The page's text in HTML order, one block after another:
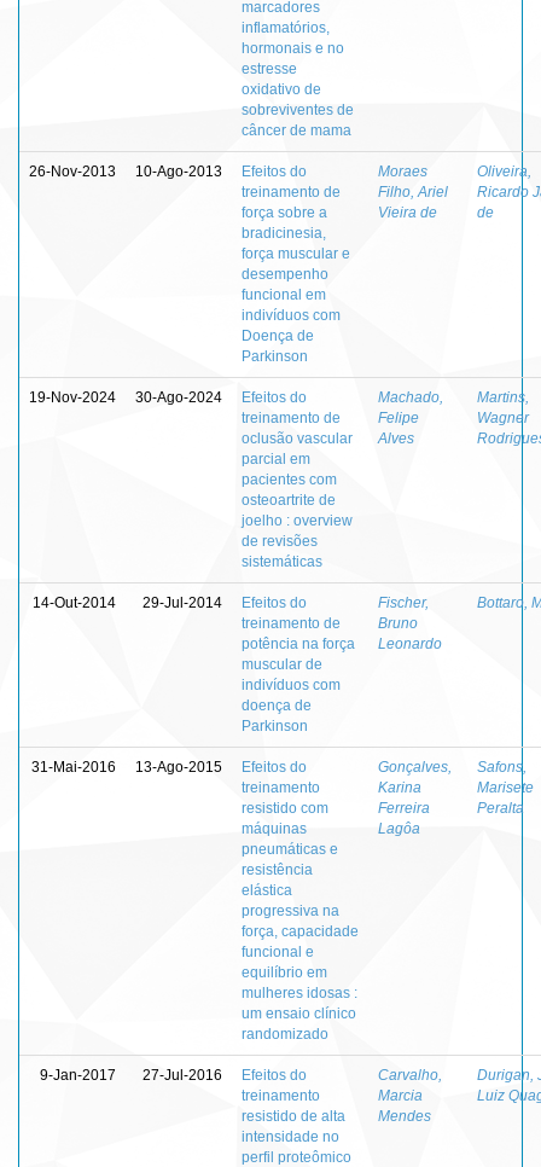
marcadores
inflamatórios,
hormonais e no
estresse
oxidativo de
sobreviventes de
câncer de mama
26-Nov-2013 10-Ago-2013
Efeitos do
treinamento de
força sobre a
bradicinesia,
força muscular e
desempenho
funcional em
indivíduos com
Doença de
Parkinson
Moraes
Filho, Ariel
Vieira de
Oliveira,
Ricardo
de
19-Nov-2024 30-Ago-2024
Efeitos do
treinamento de
oclusão vascular
parcial em
pacientes com
osteoartrite de
joelho : overview
de revisões
sistemáticas
Machado,
Felipe
Alves
Martins,
Wagner
14-Out-2014 29-Jul-2014
Efeitos do
treinamento de
potência na força
muscular de
indivíduos com
doença de
Parkinson
Fischer,
Bruno
Leonardo
Bottaro,
31-Mai-2016 13-Ago-2015
Efeitos do
treinamento
resistido com
máquinas
pneumáticas e
resistência
elástica
progressiva na
força, capacidade
funcional e
equilíbrio em
mulheres idosas :
um ensaio clínico
randomizado
Gonçalves,
Karina
Ferreira
Lagôa
Safons,
Marisete
Peralta
9-Jan-2017 27-Jul-2016
Efeitos do
treinamento
resistido de alta
intensidade no
perfil proteômico
Carvalho,
Marcia
Mendes
Durigan,
Luiz